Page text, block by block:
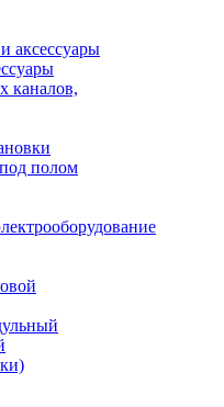
аксессуары
каналов,
полом